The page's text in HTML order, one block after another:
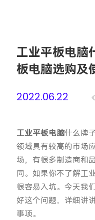
工业平板电脑
板电脑选购及
2022.06.22
工业平板电脑什么牌
领域具有较高的市场
场，有很多制造商和
同。如果你不了解工
很容易入坑。今天我
好这个问题，详细讲
事项。